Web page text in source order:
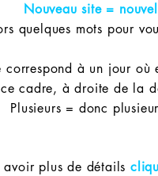
Nouveau site =
quelques mots pour
correspond à un jour où
cadre, à droite de la
Plusieurs = donc
avoir plus de détails